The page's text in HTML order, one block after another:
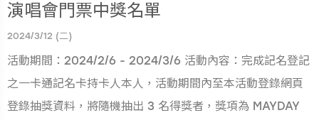
演唱會門票中獎名單
2024/3/12 (二)
活動期間：2024/2/6 - 2024/3/6 活動內容：完成記名登記
之一卡通記名卡持卡人本人，活動期間內至本活動登錄網頁
登錄抽獎資料，將隨機抽出 3 名得獎者，獎項為 MAYDAY